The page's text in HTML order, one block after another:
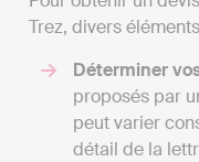
Trez, divers
Déterminer
proposés par
peut varier
détail de la